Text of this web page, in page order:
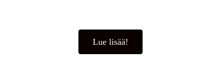
Lue lisää!